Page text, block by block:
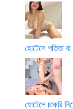
হোটেলে পতিতা
হোটেলে চাকরি